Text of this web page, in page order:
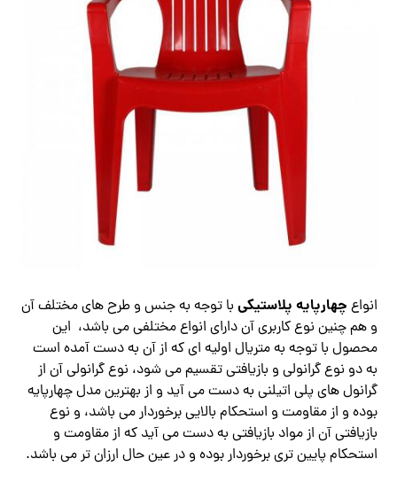
انواع چهارپایه پلاستیکی با توجه به جنس و طرح های مختلف آن
و هم چنین نوع کاربری آن دارای انواع مختلفی می باشد، این
محصول با توجه به متریال اولیه ای که از آن به دست آمده است
به دو نوع گرانولی و بازیافتی تقسیم می شود، نوع گرانولی آن از
گرانول های پلی اتیلنی به دست می آید و از بهترین مدل چهارپایه
بوده و از مقاومت و استحکام بالایی برخوردار می باشد، و نوع
بازیافتی آن از مواد بازیافتی به دست می آید که از مقاومت و
استحکام پایین تری برخوردار بوده و در عین حال ارزان تر می باشد.